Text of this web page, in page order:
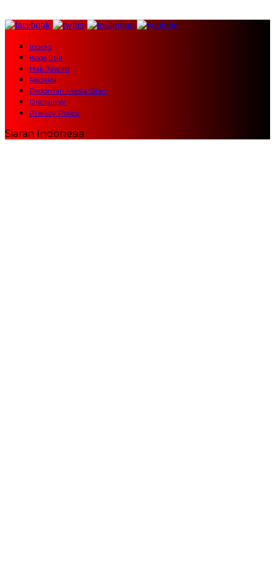
Indeks
Kode Etik
Hak Jawab
Redaksi
Pedoman Media Siber
Disclaimer
Privacy Policy
Siaran Indonesia